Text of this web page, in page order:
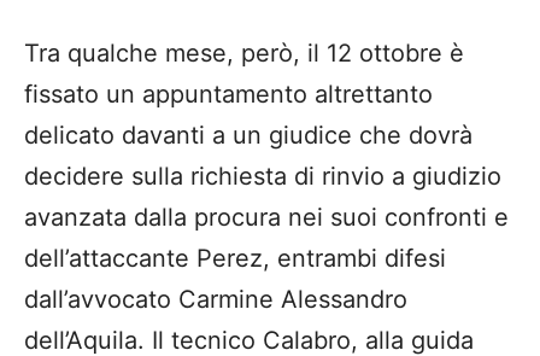
Tra qualche mese, però, il 12 ottobre è
fissato un appuntamento altrettanto
delicato davanti a un giudice che dovrà
decidere sulla richiesta di rinvio a giudizio
avanzata dalla procura nei suoi confronti e
dell’attaccante Perez, entrambi difesi
dall’avvocato Carmine Alessandro
dell’Aquila. Il tecnico Calabro, alla guida